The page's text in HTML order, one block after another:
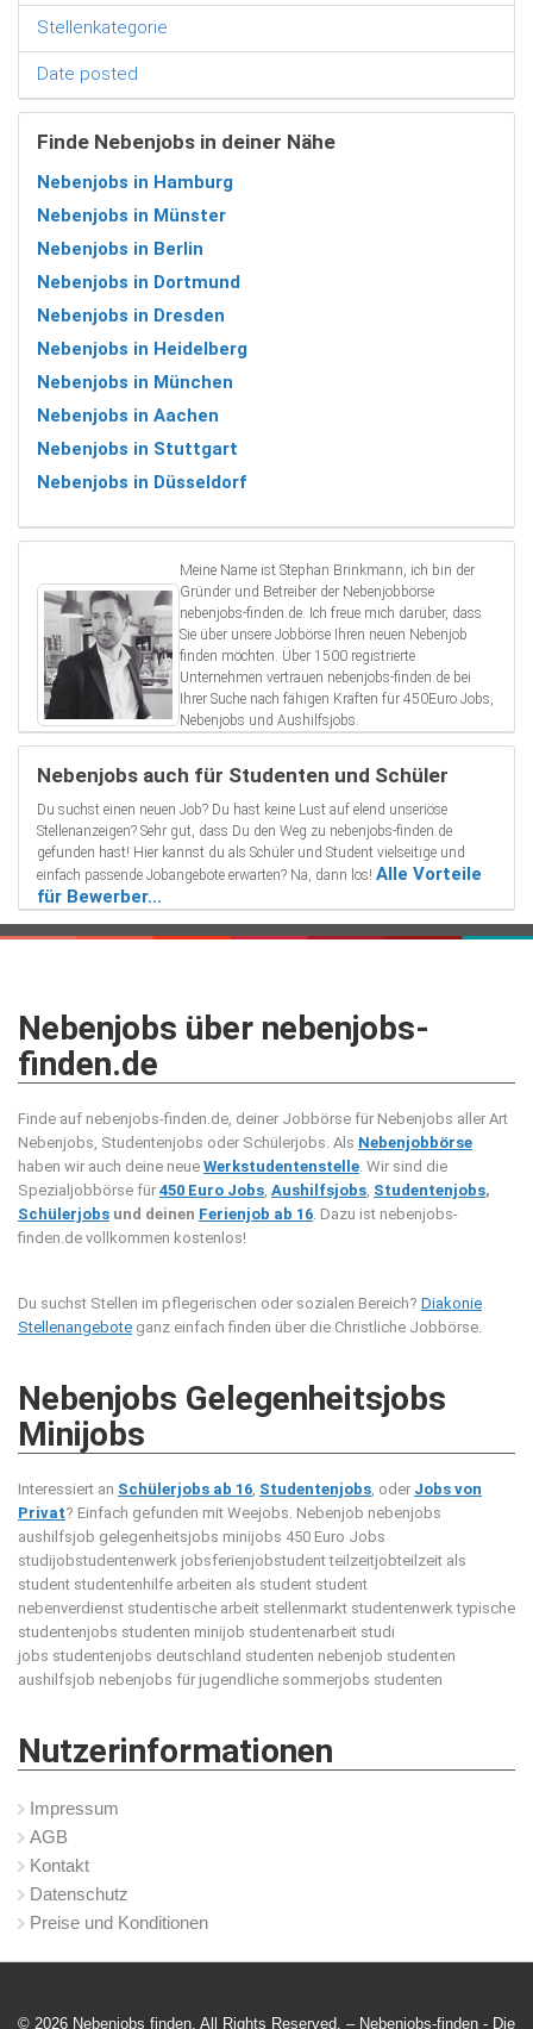
Stellenkategorie
Date posted
Finde Nebenjobs in deiner Nähe
Nebenjobs in Hamburg
Nebenjobs in Münster
Nebenjobs in Berlin
Nebenjobs in Dortmund
Nebenjobs in Dresden
Nebenjobs in Heidelberg
Nebenjobs in München
Nebenjobs in Aachen
Nebenjobs in Stuttgart
Nebenjobs in Düsseldorf
Meine Name ist Stephan Brinkmann, ich bin der
Gründer und Betreiber der Nebenjobbörse
nebenjobs-finden.de. Ich freue mich darüber, dass
Sie über unsere Jobbörse Ihren neuen Nebenjob
finden möchten. Über 1500 registrierte
Unternehmen vertrauen nebenjobs-finden.de bei
Ihrer Suche nach fähigen Kräften für 450Euro Jobs,
Nebenjobs und Aushilfsjobs.
Nebenjobs auch für Studenten und Schüler
Du suchst einen neuen Job? Du hast keine Lust auf elend unseriöse
Stellenanzeigen? Sehr gut, dass Du den Weg zu nebenjobs-finden.de
gefunden hast! Hier kannst du als Schüler und Student vielseitige und
einfach passende Jobangebote erwarten? Na, dann los! Alle Vorteile
für Bewerber...
Nebenjobs über nebenjobs-
finden.de
Finde auf nebenjobs-finden.de, deiner Jobbörse für Nebenjobs aller Art
Nebenjobs, Studentenjobs oder Schülerjobs. Als Nebenjobbörse
haben wir auch deine neue Werkstudentenstelle. Wir sind die
Spezialjobbörse für 450 Euro Jobs, Aushilfsjobs, Studentenjobs,
Schülerjobs und deinen Ferienjob ab 16. Dazu ist nebenjobs-
finden.de vollkommen kostenlos!
Du suchst Stellen im pflegerischen oder sozialen Bereich? Diakonie
Stellenangebote ganz einfach finden über die Christliche Jobbörse.
Nebenjobs Gelegenheitsjobs
Minijobs
Interessiert an Schülerjobs ab 16, Studentenjobs, oder Jobs von
Privat? Einfach gefunden mit Weejobs. Nebenjob nebenjobs
aushilfsjob gelegenheitsjobs minijobs 450 Euro Jobs
studijobstudentenwerk jobsferienjobstudent teilzeitjobteilzeit als
student studentenhilfe arbeiten als student student
nebenverdienst studentische arbeit stellenmarkt studentenwerk typische
studentenjobs studenten minijob studentenarbeit studi
jobs studentenjobs deutschland studenten nebenjob studenten
aushilfsjob nebenjobs für jugendliche sommerjobs studenten
Nutzerinformationen
Impressum
AGB
Kontakt
Datenschutz
Preise und Konditionen
© 2026 Nebenjobs finden. All Rights Reserved. – Nebenjobs-finden - Die